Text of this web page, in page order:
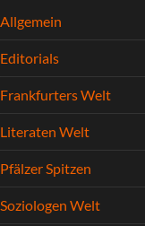
Allgemein
Editorials
Frankfurters Welt
Literaten Welt
Pfälzer Spitzen
Soziologen Welt